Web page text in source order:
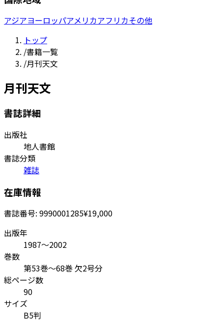
アジアヨーロッパアメリカアフリカその他
トップ
/書籍一覧
/月刊天文
月刊天文
書誌詳細
出版社
地人書館
書誌分類
雑誌
在庫情報
書誌番号: 9990001285¥19,000
出版年
1987～2002
巻数
第53巻～68巻 欠2号分
総ページ数
90
サイズ
B5判